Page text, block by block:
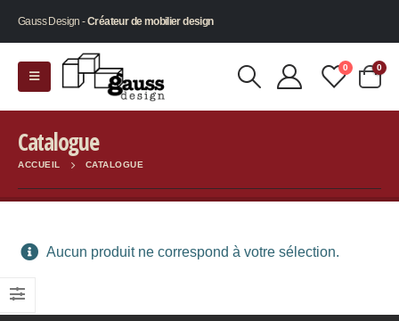
Gauss Design -Créateur de mobilier design
0 0
Catalogue
ACCUEIL CATALOGUE
Aucun produit ne correspond à votre sélection.